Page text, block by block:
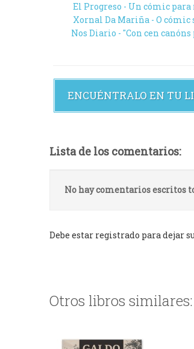
El Progreso - Un cómic
Xornal Da Mariña - O cómic
Nos Diario - "Con cen canóns
ENCUÉNTRALO EN TU
Lista de los comentarios:
No hay comentarios escritos
Debe estar registrado para dejar
Otros libros similares: